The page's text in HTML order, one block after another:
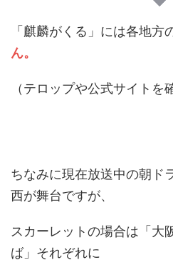
「麒麟がくる」には各地方
ん。
（テロップや公式サイトを
ちなみに現在放送中の朝ド
西が舞台ですが、
スカーレットの場合は「大
ば」それぞれに